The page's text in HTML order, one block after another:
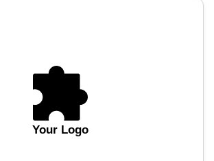
Your Logo